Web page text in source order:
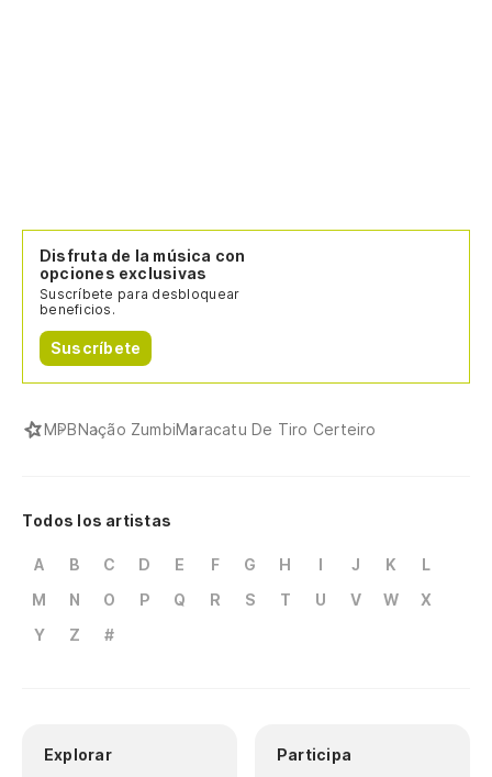
Disfruta de la música con
opciones exclusivas
Suscríbete para desbloquear
beneficios.
Suscríbete
MPBNação ZumbiMaracatu De Tiro Certeiro
Todos los artistas
A B C D E F G H I J K
L
M
N O P Q R S T U V W
X
Y
Z #
Explorar Participa